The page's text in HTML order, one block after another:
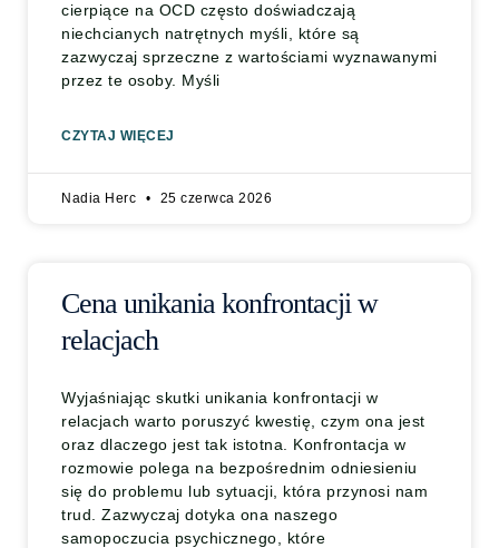
cierpiące na OCD często doświadczają
niechcianych natrętnych myśli, które są
zazwyczaj sprzeczne z wartościami wyznawanymi
przez te osoby. Myśli
CZYTAJ WIĘCEJ
Nadia Herc 25 czerwca 2026
Cena unikania konfrontacji w
relacjach
Wyjaśniając skutki unikania konfrontacji w
relacjach warto poruszyć kwestię, czym ona jest
oraz dlaczego jest tak istotna. Konfrontacja w
rozmowie polega na bezpośrednim odniesieniu
się do problemu lub sytuacji, która przynosi nam
trud. Zazwyczaj dotyka ona naszego
samopoczucia psychicznego, które